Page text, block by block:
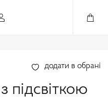
додати в обрані
підсвіткою